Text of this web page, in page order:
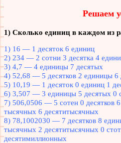
Решаем
1) Сколько единиц в каждом из
1) 16 — 1 десяток 6 единиц
2) 234 — 2 сотни 3 десятка 4
3) 4,7 — 4 единицы 7 десятых
4) 52,68 — 5 десятков 2 единицы 6
5) 10,19 — 1 десяток 0 единиц 1
6) 3,507 — 3 единицы 5 десятых 0
7) 506,0506 — 5 сотен 0 десятков
тысячных 6 десятитысячных
8) 78,1002030 — 7 десятков 8
тысячных 2 десятитысячных 0
десятимиллионных